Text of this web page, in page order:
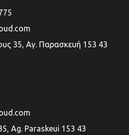
35, Αγ. Παρασκευή 153 43
Ag. Paraskeui 153 43